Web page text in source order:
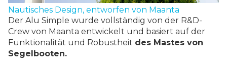
Nautisches Design, entworfen von Maanta
Der Alu Simple wurde vollständig von der R&D-
Crew von Maanta entwickelt und basiert auf der
Funktionalität und Robustheit des Mastes von
Segelbooten.